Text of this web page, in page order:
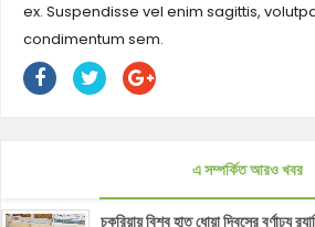
ex. Suspendisse vel enim sagittis,
condimentum sem.
এ সম্পর্কিত আরও খবর
চকরিয়ায় বিশ্ব হাত ধোয়া দিবসের বর্ণাঢ্য